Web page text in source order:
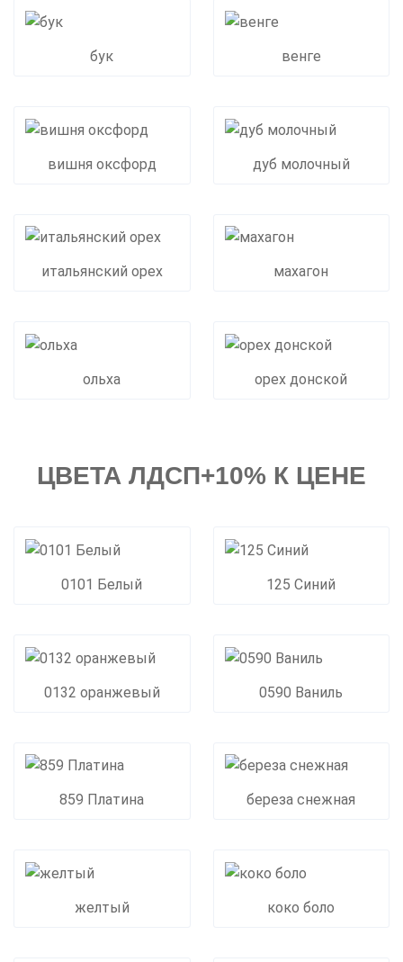
бук венге
вишня оксфорд дуб молочный
итальянский орех махагон
ольха орех донской
ЦВЕТА ЛДСП+10% К ЦЕНЕ
0101 Белый 125 Синий
0132 оранжевый 0590 Ваниль
859 Платина береза снежная
желтый коко боло